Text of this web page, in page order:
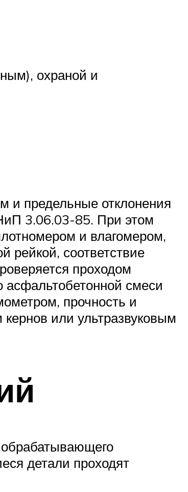
охраной и
и предельные отклонения
3.06.03-85. При этом
и влагомером,
рейкой, соответствие
проходом
асфальтобетонной смеси
прочность и
или ультразвуковым
детали проходят